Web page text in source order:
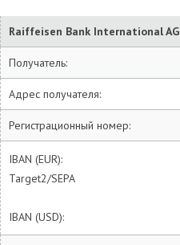
Raiffeisen Bank International AG
Получатель:
Адрес получателя:
Регистрационный номер:
IBAN (EUR):
Target2/SEPA
IBAN (USD):